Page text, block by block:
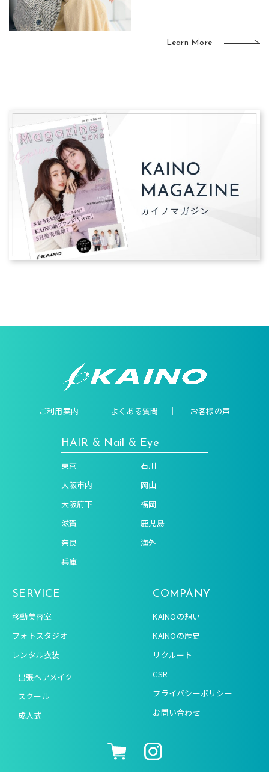
Learn More
ご利用案内 よくある質問 お客様の声
HAIR & Nail & Eye
東京
大阪市内
大阪府下
滋賀
奈良
兵庫
石川
岡山
福岡
鹿児島
海外
SERVICE
移動美容室
フォトスタジオ
レンタル衣装
出張ヘアメイク
スクール
成人式
COMPANY
KAINOの想い
KAINOの歴史
リクルート
CSR
プライバシーポリシー
お問い合わせ